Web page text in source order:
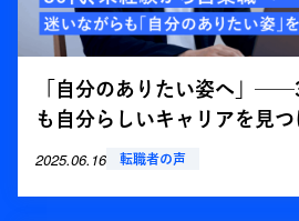
「自分のありたい姿へ」
も自分らしいキャリアを見
2025.06.16 転職者の声